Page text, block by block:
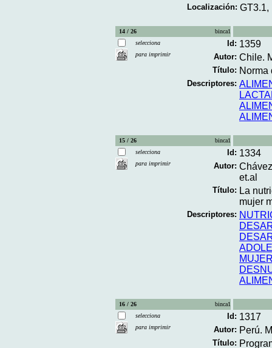
Localización: GT3.1,
14 / 26
binca1
selecciona
para imprimir
Id: 1359
Autor: Chile.
Título: Norma
Descriptores:
15 / 26
binca1
selecciona
para imprimir
Id: 1334
Autor:
et.al
Título: La
mujer
Descriptores:
16 / 26
binca1
selecciona
para imprimir
Id: 1317
Autor: Perú.
Título: